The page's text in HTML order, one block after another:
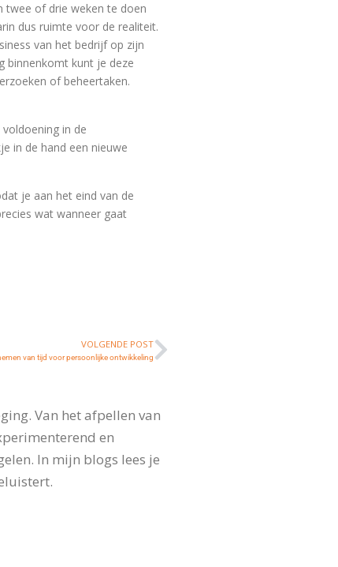
twee of drie weken te doen
dus ruimte voor de realiteit.
van het bedrijf op zijn
binnenkomt kunt je deze
of beheertaken.
in de
in de hand een nieuwe
je aan het eind van de
wat wanneer gaat
VOLGENDE POST
van tijd voor persoonlijke ontwikkeling
Van het afpellen van
en
In mijn blogs lees je